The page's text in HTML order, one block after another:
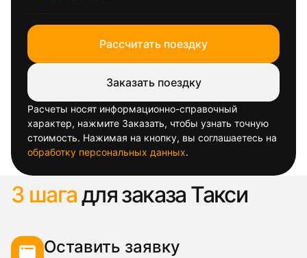
Рассчитать поездку
Заказать поездку
Расчеты носят информационно-справочный
характер, нажмите Заказать, чтобы узнать точную
стоимость. Нажимая на кнопку, вы соглашаетесь на
обработку персональных данных.
3 шагадля заказа Такси
Оставить заявку